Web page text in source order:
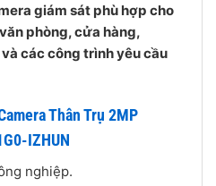
giám sát phù hợp cho
phòng, cửa hàng,
các công trình yêu cầu
Thân Trụ 2MP
IZHUN
nghiệp.